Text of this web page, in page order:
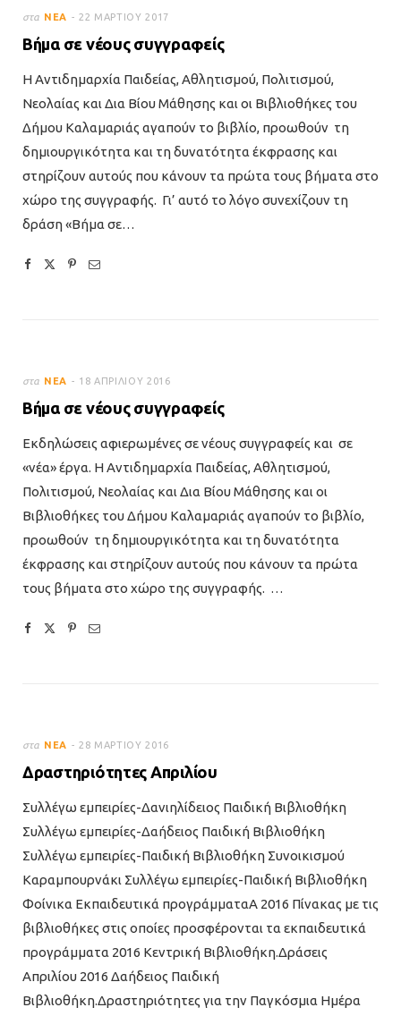
στα ΝΈΑ 22 ΜΑΡΤΊΟΥ 2017
Βήμα σε νέους συγγραφείς
Η Αντιδημαρχία Παιδείας, Αθλητισμού, Πολιτισμού,
Νεολαίας και Δια Βίου Μάθησης και οι Βιβλιοθήκες του
Δήμου Καλαμαριάς αγαπούν το βιβλίο, προωθούν τη
δημιουργικότητα και τη δυνατότητα έκφρασης και
στηρίζουν αυτούς που κάνουν τα πρώτα τους βήματα στο
χώρο της συγγραφής. Γι’ αυτό το λόγο συνεχίζουν τη
δράση «Βήμα σε…
στα ΝΈΑ 18 ΑΠΡΙΛΊΟΥ 2016
Βήμα σε νέους συγγραφείς
Εκδηλώσεις αφιερωμένες σε νέους συγγραφείς και σε
«νέα» έργα. Η Αντιδημαρχία Παιδείας, Αθλητισμού,
Πολιτισμού, Νεολαίας και Δια Βίου Μάθησης και οι
Βιβλιοθήκες του Δήμου Καλαμαριάς αγαπούν το βιβλίο,
προωθούν τη δημιουργικότητα και τη δυνατότητα
έκφρασης και στηρίζουν αυτούς που κάνουν τα πρώτα
τους βήματα στο χώρο της συγγραφής. …
στα ΝΈΑ 28 ΜΑΡΤΊΟΥ 2016
Δραστηριότητες Απριλίου
Συλλέγω εμπειρίες-Δανιηλίδειος Παιδική Βιβλιοθήκη
Συλλέγω εμπειρίες-Δαήδειος Παιδική Βιβλιοθήκη
Συλλέγω εμπειρίες-Παιδική Βιβλιοθήκη Συνοικισμού
Καραμπουρνάκι Συλλέγω εμπειρίες-Παιδική Βιβλιοθήκη
Φοίνικα Εκπαιδευτικά προγράμματαΑ 2016 Πίνακας με τις
βιβλιοθήκες στις οποίες προσφέρονται τα εκπαιδευτικά
προγράμματα 2016 Κεντρική Βιβλιοθήκη.Δράσεις
Απριλίου 2016 Δαήδειος Παιδική
Βιβλιοθήκη.Δραστηριότητες για την Παγκόσμια Ημέρα